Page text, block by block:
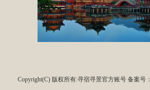
Copyright(C) 版权所有:寻宿寻景官方账号 备案号：